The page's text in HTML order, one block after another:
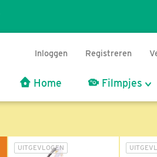
Inloggen Registreren
Home Filmpjes
UITGEVLOGEN